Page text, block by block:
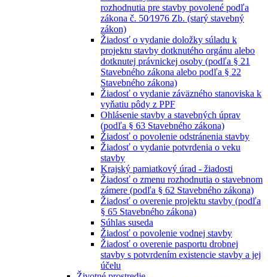
rozhodnutia pre stavby povolené podľa
zákona č. 50⁄1976 Zb. (starý stavebný
zákon)
Žiadosť o vydanie doložky súladu k
projektu stavby dotknutého orgánu alebo
dotknutej právnickej osoby (podľa § 21
Stavebného zákona alebo podľa § 22
Stavebného zákona)
Žiadosť o vydanie záväzného stanoviska k
vyňatiu pôdy z PPF
Ohlásenie stavby a stavebných úprav
(podľa § 63 Stavebného zákona)
Žiadosť o povolenie odstránenia stavby
Žiadosť o vydanie potvrdenia o veku
stavby
Krajský pamiatkový úrad - žiadosti
Žiadosť o zmenu rozhodnutia o stavebnom
zámere (podľa § 62 Stavebného zákona)
Žiadosť o overenie projektu stavby (podľa
§ 65 Stavebného zákona)
Súhlas suseda
Žiadosť o povolenie vodnej stavby
Žiadosť o overenie pasportu drobnej
stavby s potvrdením existencie stavby a jej
účelu